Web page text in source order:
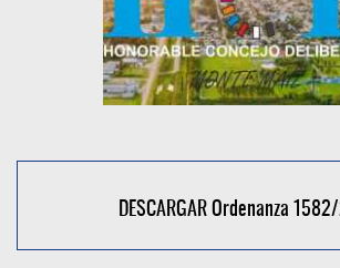
DESCARGAR Ordenanza